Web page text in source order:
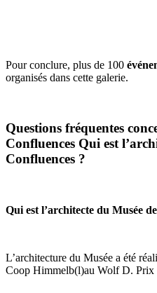
Pour conclure, plus de 100
organisés dans cette galerie.
Questions fréquentes
Confluences Qui est
Confluences ?
Qui est l’architecte du Musée
L’architecture du Musée a été
Coop Himmelb(l)au Wolf D. Prix